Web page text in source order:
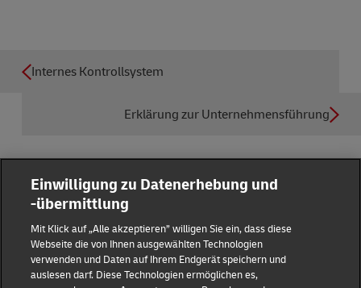
Internes Kontrollsystem
Erklärung zur Unternehmensführung
Reporting Hub
Impressum
Einwilligung zu Datenerhebung und
-übermittlung
Mit Klick auf „Alle akzeptieren” willigen Sie ein, dass diese
Webseite die von Ihnen ausgewählten Technologien
verwenden und Daten auf Ihrem Endgerät speichern und
auslesen darf. Diese Technologien ermöglichen es,